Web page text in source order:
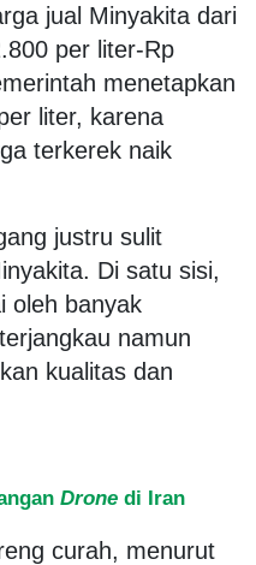
jual Minyakita dari
per liter-Rp
menetapkan
liter, karena
terkerek naik
justru sulit
Di satu sisi,
oleh banyak
namun
kualitas dan
Drone di Iran
curah, menurut